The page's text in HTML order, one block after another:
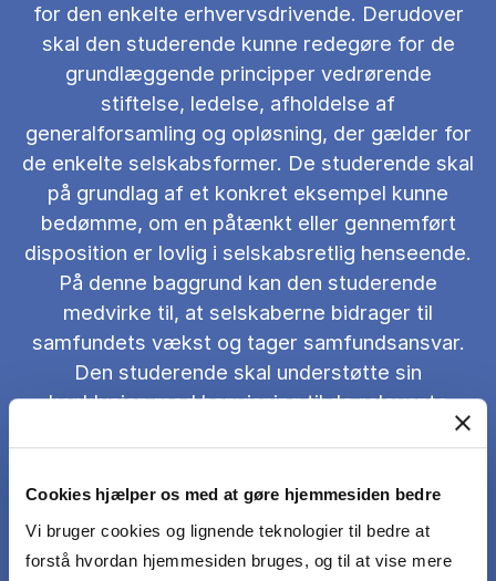
Cookies hjælper os med at gøre hjemmesiden bedre
Vi bruger cookies og lignende teknologier til bedre at
forstå hvordan hjemmesiden bruges, og til at vise mere
for den enkelte erhvervsdrivende. Derudover
skal den studerende kunne redegøre for de
grundlæggende principper vedrørende
stiftelse, ledelse, afholdelse af
generalforsamling og opløsning, der gælder for
de enkelte selskabsformer. De studerende skal
på grundlag af et konkret eksempel kunne
bedømme, om en påtænkt eller gennemført
disposition er lovlig i selskabsretlig henseende.
På denne baggrund kan den studerende
medvirke til, at selskaberne bidrager til
samfundets vækst og tager samfundsansvar.
Den studerende skal understøtte sin
konklusion med henvisning til de relevante
foreliggende retskildemateriale (data) og
forholde sig kritisk hertil